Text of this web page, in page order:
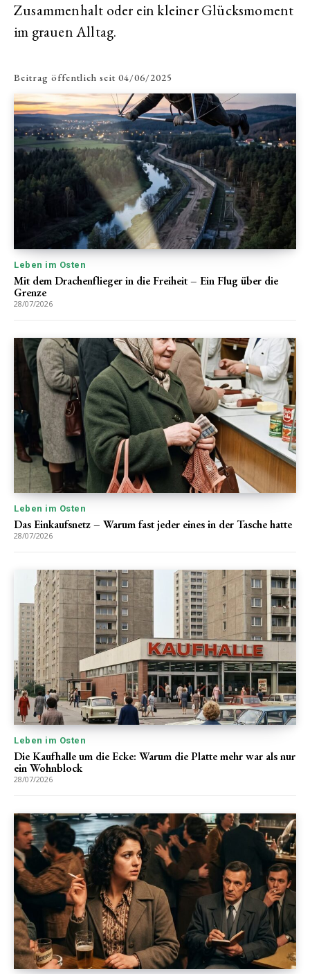
Zusammenhalt oder ein kleiner Glücksmoment
im grauen Alltag.
Beitrag öffentlich seit 04/06/2025
Leben im Osten
Mit dem Drachenflieger in die Freiheit – Ein Flug über die
Grenze
28/07/2026
Leben im Osten
Das Einkaufsnetz – Warum fast jeder eines in der Tasche hatte
28/07/2026
Leben im Osten
Die Kaufhalle um die Ecke: Warum die Platte mehr war als nur
ein Wohnblock
28/07/2026